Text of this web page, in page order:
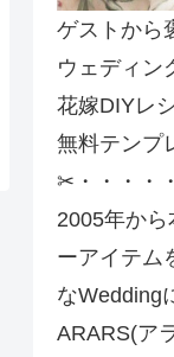
ゲストから
ウェディン
花嫁DIYレ
無料テンプ
✂・・・・・
2005年か
ーアイテム
なWedding
ARARS(ア